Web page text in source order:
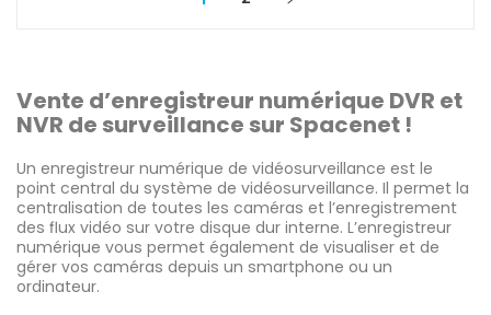
Vente d’enregistreur numérique DVR et
NVR de surveillance sur Spacenet !
Un enregistreur numérique de vidéosurveillance est le
point central du système de vidéosurveillance. Il permet la
centralisation de toutes les caméras et l’enregistrement
des flux vidéo sur votre disque dur interne. L’enregistreur
numérique vous permet également de visualiser et de
gérer vos caméras depuis un smartphone ou un
ordinateur.